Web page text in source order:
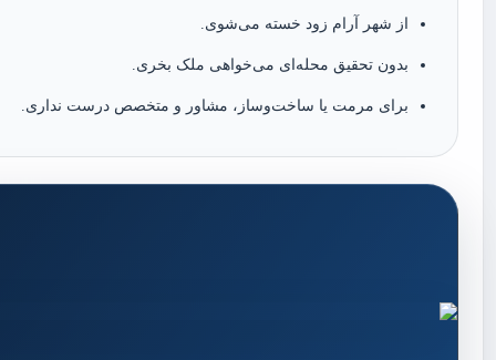
از شهر آرام زود خسته می‌شوی.
بدون تحقیق محله‌ای می‌خواهی ملک بخری.
برای مرمت یا ساخت‌وساز، مشاور و متخصص درست نداری.